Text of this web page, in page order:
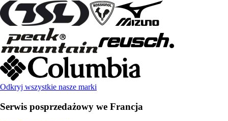
Odkryj wszystkie nasze marki
Serwis posprzedażowy we Francja